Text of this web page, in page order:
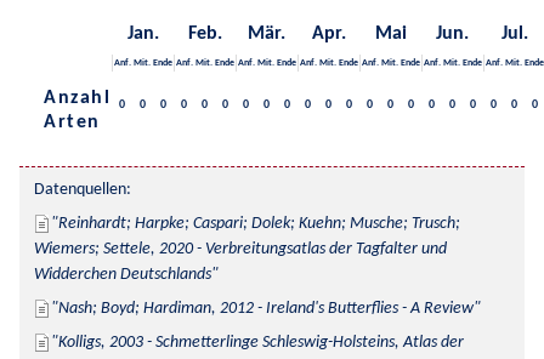
Jan. Feb. Mär. Apr. Mai Jun. Jul.
Anf. Mit. Ende Anf. Mit. Ende Anf. Mit. Ende Anf. Mit. Ende Anf. Mit. Ende Anf. Mit. Ende Anf. Mit. Ende
Anzahl
Arten
0 0 0 0 0 0 0 0 0 0 0 0 0 0 0 0 0 0 0 0 0
Datenquellen:
Reinhardt; Harpke; Caspari; Dolek; Kuehn; Musche; Trusch;
Wiemers; Settele, 2020 - Verbreitungsatlas der Tagfalter und
Widderchen Deutschlands
Nash; Boyd; Hardiman, 2012 - Ireland's Butterflies - A Review
Kolligs, 2003 - Schmetterlinge Schleswig-Holsteins, Atlas der